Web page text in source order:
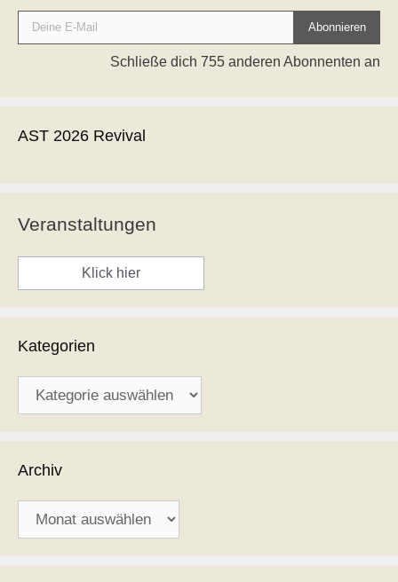
Deine E-Mail
Abonnieren
Schließe dich 755 anderen Abonnenten an
AST 2026 Revival
Veranstaltungen
Klick hier
Kategorien
Archiv